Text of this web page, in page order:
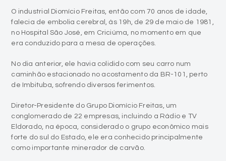
era conduzido para a mesa de operações.
No dia anterior, ele havia colidido com seu carro num
caminhão estacionado no acostamento da BR-101, perto
Diretor-Presidente do Grupo Diomício Freitas, um
conglomerado de 22 empresas, incluindo a Rádio e TV
forte do sul do Estado, ele era conhecido principalmente
como importante minerador de carvão.
Mais sobre o passamento de Diomício Freitas no programa
Linha do Tempo, domingo (30), às 13h30min, no AM 570 KHz